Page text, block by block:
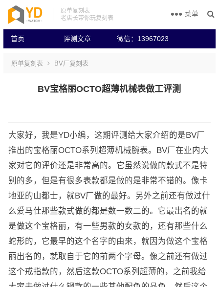
原单复刻表
老店长带你玩复刻表
首页 评测文章 微信：13967023
菜单
原单复刻表 BV厂复刻表
BV宝格丽OCTO超薄机械表做工评测
大家好，我是YD小编，这期评测给大家介绍的是BV厂
推出的宝格丽OCTO系列超薄机械腕表。BV厂在业内大
家对它的评价还是非常高的。它虽然说做的款式不是特
别的多，但是有很多表款都是做的是非常不错的。像卡
地亚的山都士，就BV厂做的最好。另外之前还有做过什
么爱马仕那些款式做的都是数一数二的。它最出名的就
是做这个宝格丽，有一些男款的女款的，还有那些什么
蛇形的，它最早的这个名字的由来，就因为做这个宝格
丽出名的，就取自于它的前两个字母。像之前还有做过
这个戒指款的，然后这款OCTO系列超薄的，之前我给